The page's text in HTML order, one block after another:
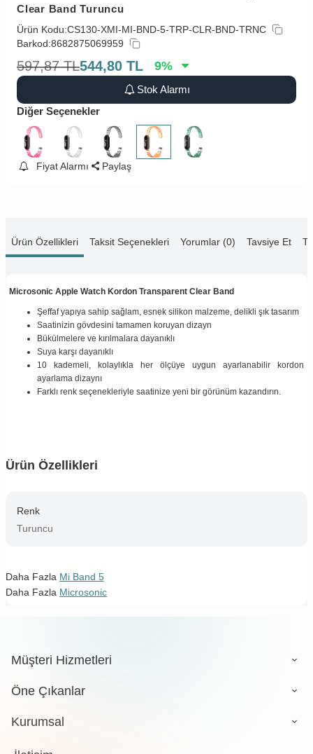
Clear Band Turuncu
Ürün Kodu:CS130-XMI-MI-BND-5-TRP-CLR-BND-TRNC
Barkod:8682875069959
597,87 TL544,80 TL 9%
Stok Alarmı
Diğer Seçenekler
Fiyat Alarmı Paylaş
Ürün Özellikleri Taksit Seçenekleri Yorumlar (0) Tavsiye Et
Microsonic Apple Watch Kordon Transparent Clear Band
Şeffaf yapıya sahip sağlam, esnek silikon malzeme, delikli şık tasarım
Saatinizin gövdesini tamamen koruyan dizayn
Bükülmelere ve kırılmalara dayanıklı
Suya karşı dayanıklı
10 kademeli, kolaylıkla her ölçüye uygun ayarlanabilir kordon
ayarlama dizaynı
Farklı renk seçenekleriyle saatinize yeni bir görünüm kazandırın.
Ürün Özellikleri
Renk
Turuncu
Daha Fazla Mi Band 5
Daha Fazla Microsonic
Müşteri Hizmetleri
Öne Çıkanlar
Kurumsal